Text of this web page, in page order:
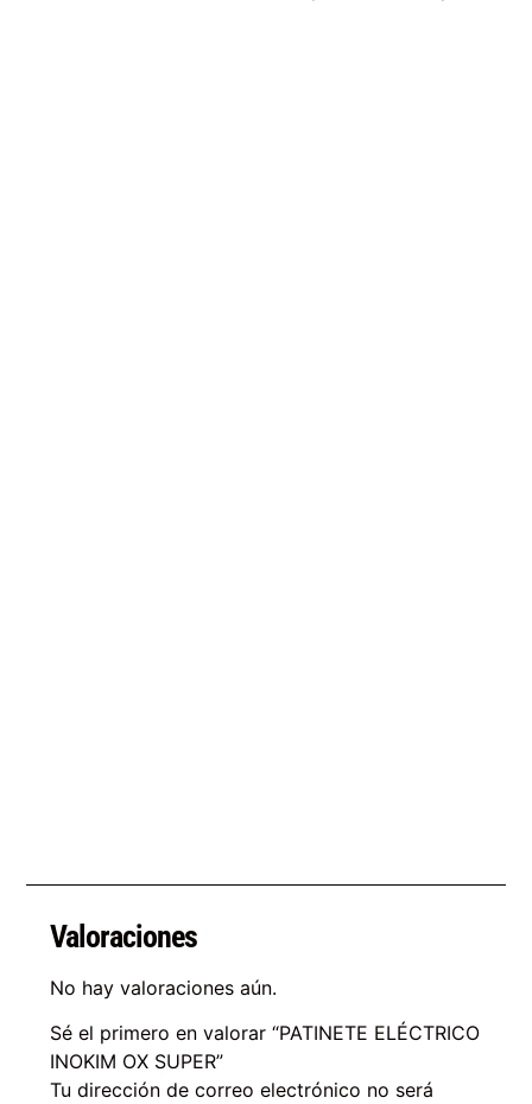
Valoraciones
No hay valoraciones aún.
Sé el primero en valorar “PATINETE ELÉCTRICO
INOKIM OX SUPER”
Tu dirección de correo electrónico no será